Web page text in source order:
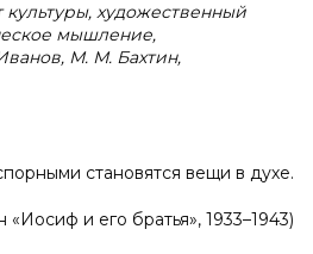
культуры, художественный
мышление,
М. М. Бахтин,
становятся вещи в духе.
и его братья», 1933–1943)